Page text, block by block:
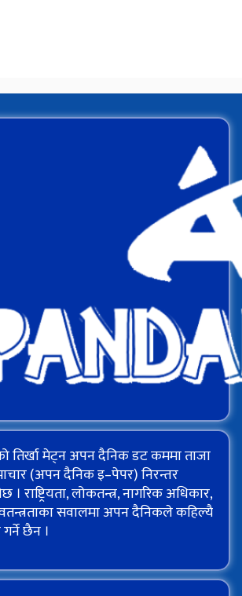
तिर्खा मेट्न अपन दैनिक डट कममा ताजा
(अपन दैनिक इ–पेपर) निरन्तर
। राष्ट्रियता, लोकतन्त्र, नागरिक अधिकार,
सवालमा अपन दैनिकले कहिल्यै
छैन ।